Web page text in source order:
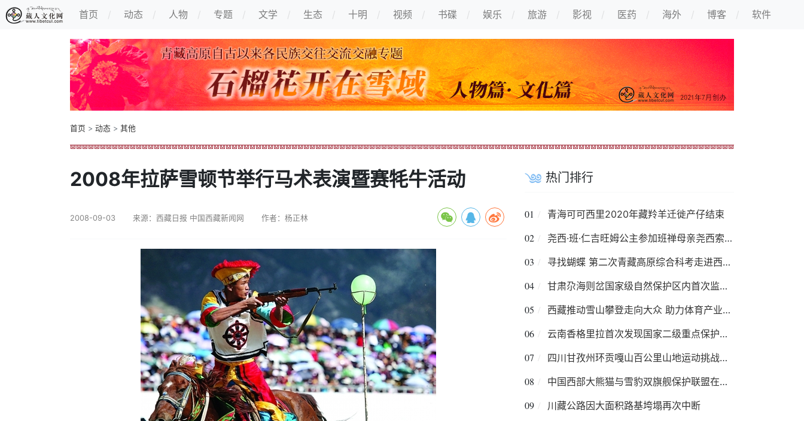
首页 动态 人物 专题 文学 生态 十明 视频 书碟 娱乐 旅游 影视 医药 海外 博客 软件
首页 > 动态 > 其他
2008年拉萨雪顿节举行马术表演暨赛牦牛活动
2008-09-03 来源：西藏日报 中国西藏新闻网 作者：杨正林
热门排行
01 青海可可西里2020年藏羚羊迁徙产仔结束
02 尧西·班·仁吉旺姆公主参加班禅母亲尧西索南卓玛葬礼
03 寻找蝴蝶 第二次青藏高原综合科考走进西藏墨脱
04 甘肃尕海则岔国家级自然保护区内首次监测到羚牛
05 西藏推动雪山攀登走向大众 助力体育产业复苏
06 云南香格里拉首次发现国家二级重点保护鸟类彩鹮
07 四川甘孜州环贡嘎山百公里山地运动挑战赛8月举行
08 中国西部大熊猫与雪豹双旗舰保护联盟在成都成立
09 川藏公路因大面积路基垮塌再次中断